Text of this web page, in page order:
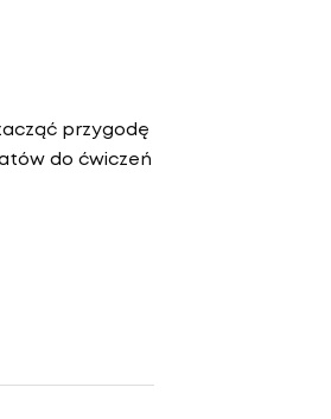
przygodę
do ćwiczeń